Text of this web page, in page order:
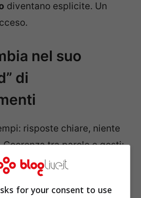
diventano esplicite. Un
nel suo
di
risposte chiare, niente
tra parole e gesti:
Limiti non negoziabili:
priorità. Responsabilità
un errore, lo dici.
for your consent to use